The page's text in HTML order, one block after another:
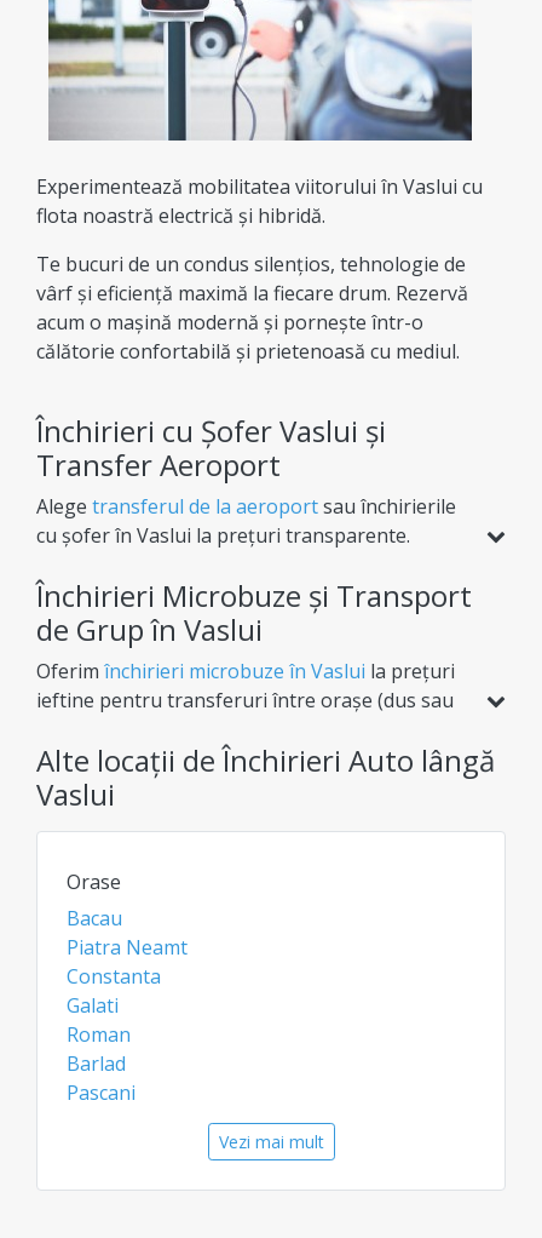
Experimentează mobilitatea viitorului în Vaslui cu
flota noastră electrică și hibridă.
Te bucuri de un condus silențios, tehnologie de
vârf și eficiență maximă la fiecare drum. Rezervă
acum o mașină modernă și pornește într-o
călătorie confortabilă și prietenoasă cu mediul.
Închirieri cu Șofer Vaslui și
Transfer Aeroport
Alege transferul de la aeroportsau închirierile
cu șofer în Vaslui la prețuri transparente.
totală (dus sau dus-întors) pentru o experiență
de afaceri sau vacanță complet lipsită de griji.
Închirieri Microbuze și Transport
de Grup în Vaslui
Oferim închirieri microbuze în Vaslui la prețuri
ieftine pentru transferuri între orașe (dus sau
Spațiu generos pentru bagaje și condiții
premium, totul fără taxe ascunse la rezervare.
Alte locații de Închirieri Auto lângă
Vaslui
Orase
Bacau
Piatra Neamt
Constanta
Galati
Roman
Barlad
Pascani
Vezi mai mult